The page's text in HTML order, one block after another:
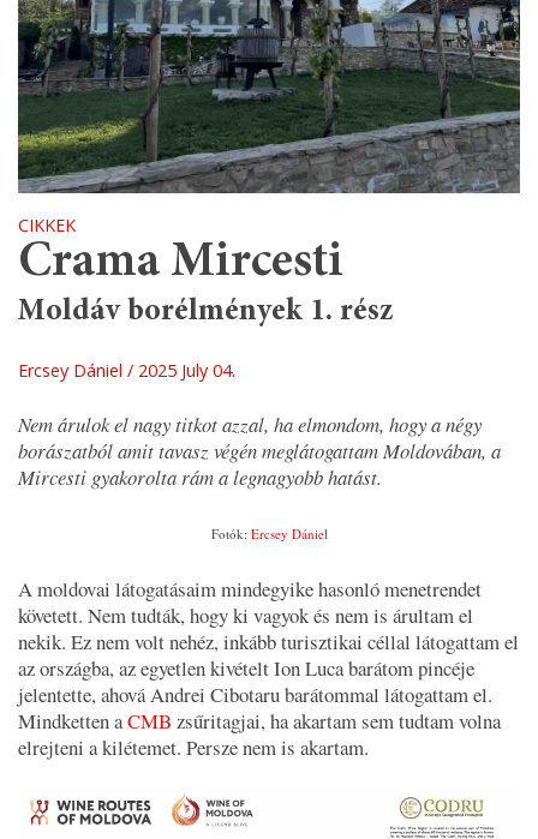
CIKKEK
Crama Mircesti
Moldáv borélmények 1. rész
Ercsey Dániel 2025 July 04.
Nem árulok el nagy titkot azzal, ha elmondom, hogy a négy
borászatból amit tavasz végén meglátogattam Moldovában, a
Mircesti gyakorolta rám a legnagyobb hatást.
Fotók: Ercsey Dániel
A moldovai látogatásaim mindegyike hasonló menetrendet
követett. Nem tudták, hogy ki vagyok és nem is árultam el
nekik. Ez nem volt nehéz, inkább turisztikai céllal látogattam el
az országba, az egyetlen kivételt Ion Luca barátom pincéje
jelentette, ahová Andrei Cibotaru barátommal látogattam el.
Mindketten aCMB zsűritagjai, ha akartam sem tudtam volna
elrejteni a kilétemet. Persze nem is akartam.